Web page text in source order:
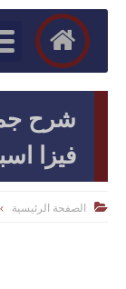
شرح
فيزا
 الصفحة الرئيسية